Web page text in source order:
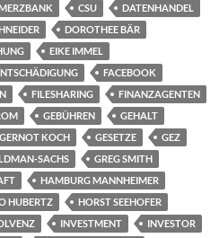
CSU
DATENHANDEL
DOROTHEE BÄR
EIKE IMMEL
FACEBOOK
FILESHARING
FINANZAGENTEN
GEBÜHREN
GEHALT
GERNOT KOCH GESETZE
GEZ
SACHS
GREG SMITH
HAMBURG MANNHEIMER
HUBERTZ
HORST SEEHOFER
INVESTMENT
INVESTOR